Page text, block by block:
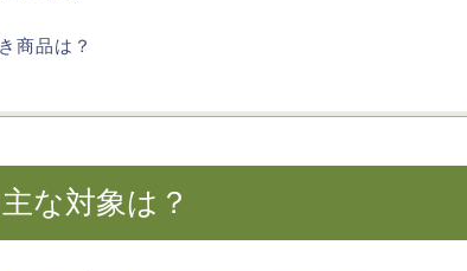
商品は？
な対象は？